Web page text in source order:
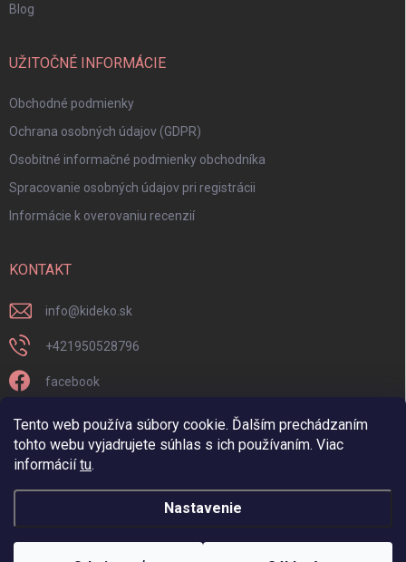
Tento web používa súbory cookie. Ďalším prechádzaním
tohto webu vyjadrujete súhlas s ich používaním. Viac
informáciítu.
Nastavenie
Blog
UŽITOČNÉ INFORMÁCIE
Obchodné podmienky
Ochrana osobných údajov (GDPR)
Osobitné informačné podmienky obchodníka
Spracovanie osobných údajov pri registrácii
Informácie k overovaniu recenzií
KONTAKT
info@kideko.sk
+421950528796
facebook
kideko.sk/
Copyright 2026 . Všetky práva vyhradené.